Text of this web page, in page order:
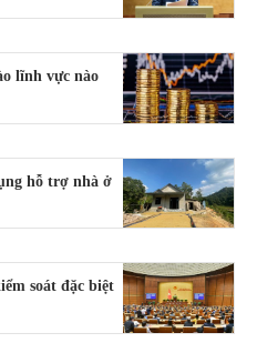
lĩnh vực nào
hỗ trợ nhà ở
soát đặc biệt